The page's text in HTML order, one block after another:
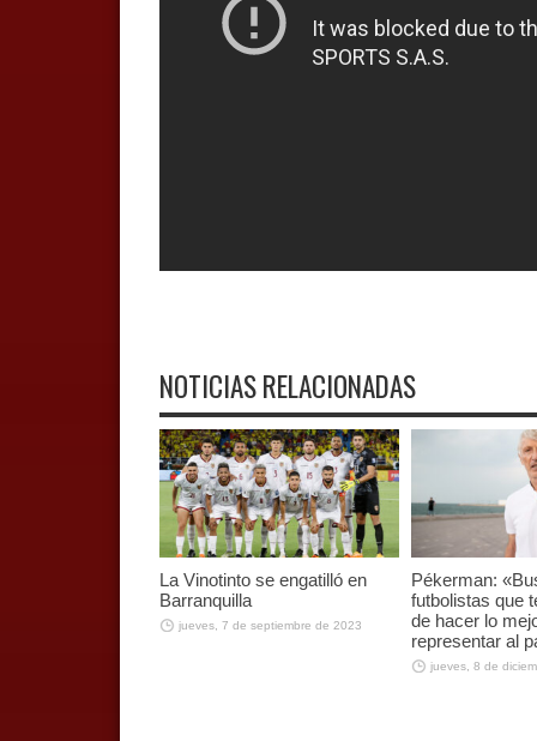
NOTICIAS RELACIONADAS
La Vinotinto se engatilló en
Barranquilla
jueves, 7 de septiembre de 2023
Pékerman:
futbolistas que
de hacer lo
representar al
jueves, 8 de